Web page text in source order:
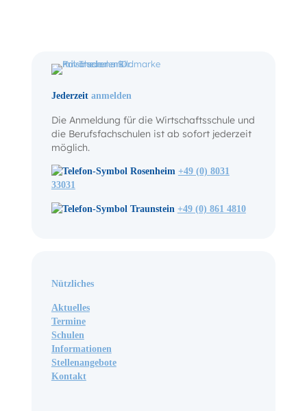
Jederzeit anmelden
Die Anmeldung für die Wirtschaftsschule und
die Berufsfachschulen ist ab sofort jederzeit
möglich.
Rosenheim +49 (0) 8031
33031
Traunstein +49 (0) 861 4810
Nützliches
Aktuelles
Termine
Schulen
Informationen
Stellenangebote
Kontakt